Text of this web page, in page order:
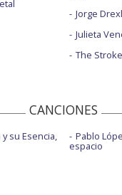
Jorge
Julieta
The
CANCIONES
su Esencia, Pablo
espacio